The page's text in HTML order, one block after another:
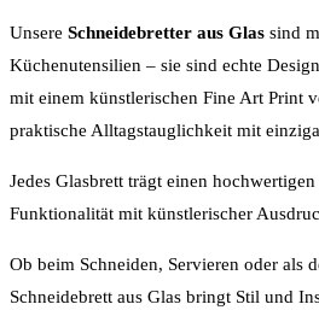
Unsere Schneidebretter aus Glas sind
Küchenutensilien – sie sind echte
mit einem künstlerischen Fine Art Print
praktische Alltagstauglichkeit mit
Jedes Glasbrett trägt einen
Funktionalität mit künstlerischer
Ob beim Schneiden, Servieren oder als
Schneidebrett aus Glas bringt Stil und